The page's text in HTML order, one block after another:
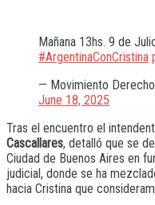
Mañana 13hs. 9 de
#ArgentinaConCristina
— Movimiento Derecho
June 18, 2025
Tras el encuentro el
Cascallares, detalló que se
Ciudad de Buenos Aires en
judicial, donde se ha
hacia Cristina que